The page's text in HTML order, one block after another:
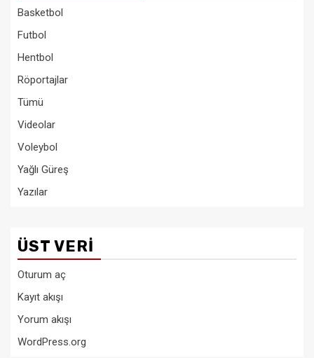
Basketbol
Futbol
Hentbol
Röportajlar
Tümü
Videolar
Voleybol
Yağlı Güreş
Yazılar
ÜST VERI
Oturum aç
Kayıt akışı
Yorum akışı
WordPress.org